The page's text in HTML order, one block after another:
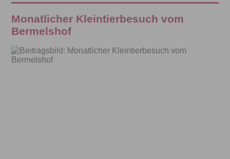
Monatlicher Kleintierbesuch vom
Bermelshof